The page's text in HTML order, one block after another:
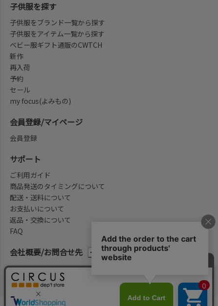
会社概要/お問合せ先
子供服を探す
子供服をブランド一覧から探す
子供服をアイテム一覧から探す
ベビー服ギフト通販のCWTCH
新作
再入荷
予約
セール
my focus(よみもの)
会員登録/マイページ
会員登録
サポート
ご利用ガイド
商品発送のタイミングについて
配送・送料について
お支払いについて
返品・交換について
FAQ
法律に基づく表示 プライバシーポリシー